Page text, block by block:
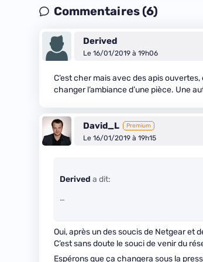
Commentaires (6)
Derived
Le 16/01/2019 à 19h06
C’est cher mais avec des apis
changer l’ambiance d’une pièce. Une
David_L Premium
Le 16/01/2019 à 19h15
Derived a dit:
…
Oui, après un des soucis de Netgear et
C’est sans doute le souci de venir du
Espérons que ça changera sous la